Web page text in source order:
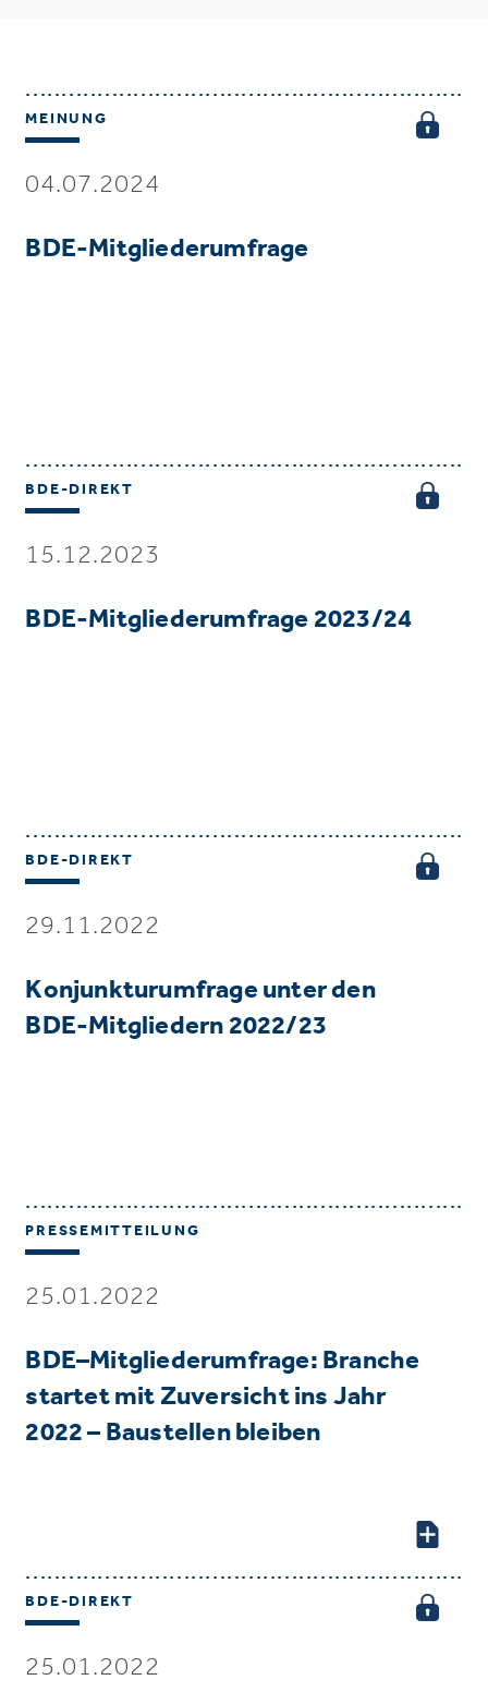
MEINUNG
04.07.2024
BDE-Mitgliederumfrage
BDE-DIREKT
15.12.2023
BDE-Mitgliederumfrage 2023/24
BDE-DIREKT
29.11.2022
Konjunkturumfrage unter den
BDE-Mitgliedern 2022/23
PRESSEMITTEILUNG
25.01.2022
BDE–Mitgliederumfrage: Branche
startet mit Zuversicht ins Jahr
2022 – Baustellen bleiben
BDE-DIREKT
25.01.2022